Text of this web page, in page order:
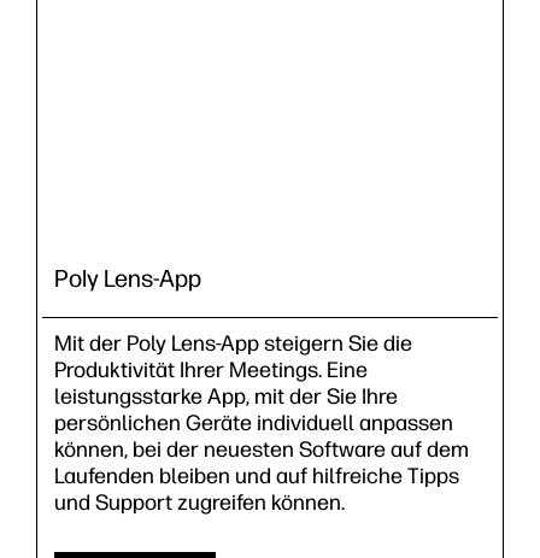
Poly Lens-App
Mit der Poly Lens-App steigern Sie die
Produktivität Ihrer Meetings. Eine
leistungsstarke App, mit der Sie Ihre
persönlichen Geräte individuell anpassen
können, bei der neuesten Software auf dem
Laufenden bleiben und auf hilfreiche Tipps
und Support zugreifen können.